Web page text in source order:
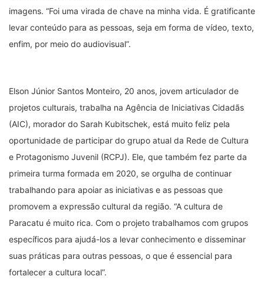
imagens. “Foi uma virada de chave na minha vida. É gratificante
levar conteúdo para as pessoas, seja em forma de vídeo, texto,
enfim, por meio do audiovisual”.
Elson Júnior Santos Monteiro, 20 anos, jovem articulador de
projetos culturais, trabalha na Agência de Iniciativas Cidadãs
(AIC), morador do Sarah Kubitschek, está muito feliz pela
oportunidade de participar do grupo atual da Rede de Cultura
e Protagonismo Juvenil (RCPJ). Ele, que também fez parte da
primeira turma formada em 2020, se orgulha de continuar
trabalhando para apoiar as iniciativas e as pessoas que
promovem a expressão cultural da região. “A cultura de
Paracatu é muito rica. Com o projeto trabalhamos com grupos
específicos para ajudá-los a levar conhecimento e disseminar
suas práticas para outras pessoas, o que é essencial para
fortalecer a cultura local”.